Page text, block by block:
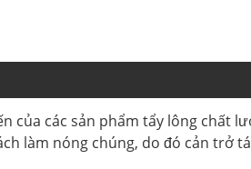
của các sản phẩm tẩy lông chất
làm nóng chúng, do đó cản trở